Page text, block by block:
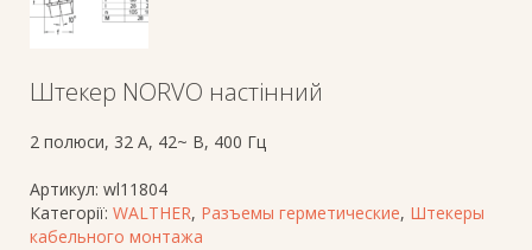
Штекер NORVO настінний
2 полюси, 32 A, 42~ В, 400 Гц
Артикул: wl11804
Категорії: WALTHER, Разъемы герметические, Штекеры
кабельного монтажа